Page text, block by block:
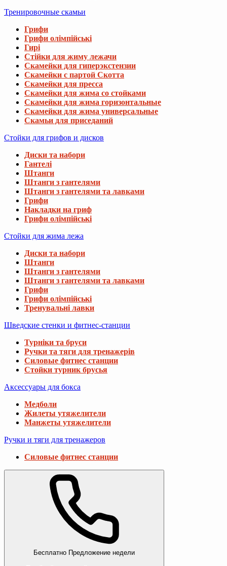
Тренировочные скамьи
Грифи
Грифи олімпійські
Гирі
Стійки для жиму лежачи
Скамейки для гиперэкстензии
Скамейки с партой Скотта
Скамейки для пресса
Скамейки для жима со стойками
Скамейки для жима горизонтальные
Скамейки для жима универсальные
Скамьи для приседаний
Стойки для грифов и дисков
Диски та набори
Гантелі
Штанги
Штанги з гантелями
Штанги з гантелями та лавками
Грифи
Накладки на гриф
Грифи олімпійські
Стойки для жима лежа
Диски та набори
Штанги
Штанги з гантелями
Штанги з гантелями та лавками
Грифи
Грифи олімпійські
Тренувальні лавки
Шведские стенки и фитнес-станции
Турніки та бруси
Ручки та тяги для тренажерів
Силовые фитнес станции
Стойки турник брусья
Аксессуары для бокса
Медболи
Жилеты утяжелители
Манжеты утяжелители
Ручки и тяги для тренажеров
Силовые фитнес станции
Бесплатно Предложение недели